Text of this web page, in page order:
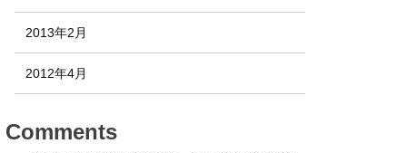
2013年2月
2012年4月
Comments